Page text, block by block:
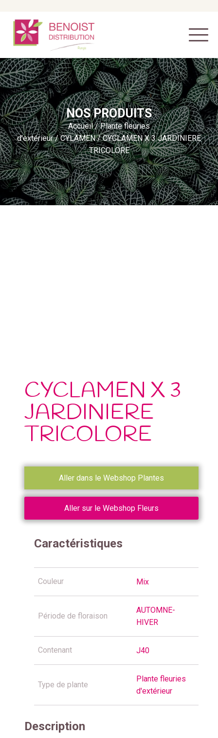
NOS PRODUITS
Accueil/Plante fleuries
d'extérieur/CYLAMEN/ CYCLAMEN X 3 JARDINIERE
TRICOLORE
CYCLAMEN X 3
JARDINIERE
TRICOLORE
Aller dans le Webshop Plantes
Aller sur le Webshop Fleurs
Caractéristiques
Couleur Mix
Période de floraison
AUTOMNE-
HIVER
Contenant J40
Type de plante
Plante fleuries
d'extérieur
Description